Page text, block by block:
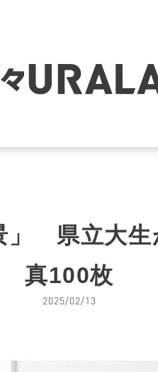
」 県立大
真100枚
2025/02/13